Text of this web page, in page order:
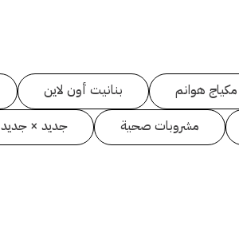
مكياج هوانم بنانيت أون لاين
مشروبات صحية جديد × جديد